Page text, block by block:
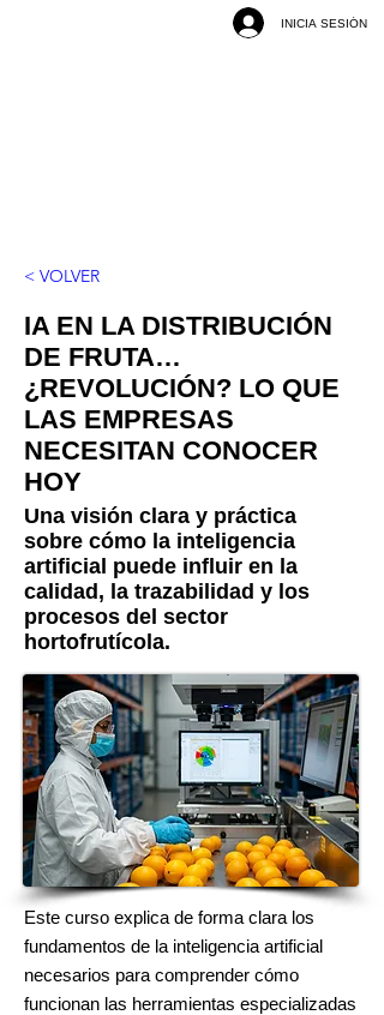
INICIA SESIÓN
< VOLVER
IA EN LA DISTRIBUCIÓN
DE FRUTA…
¿REVOLUCIÓN? LO QUE
LAS EMPRESAS
NECESITAN CONOCER
HOY
Una visión clara y práctica
sobre cómo la inteligencia
artificial puede influir en la
calidad, la trazabilidad y los
procesos del sector
hortofrutícola.
Este curso explica de forma clara los
fundamentos de la inteligencia artificial
necesarios para comprender cómo
funcionan las herramientas especializadas